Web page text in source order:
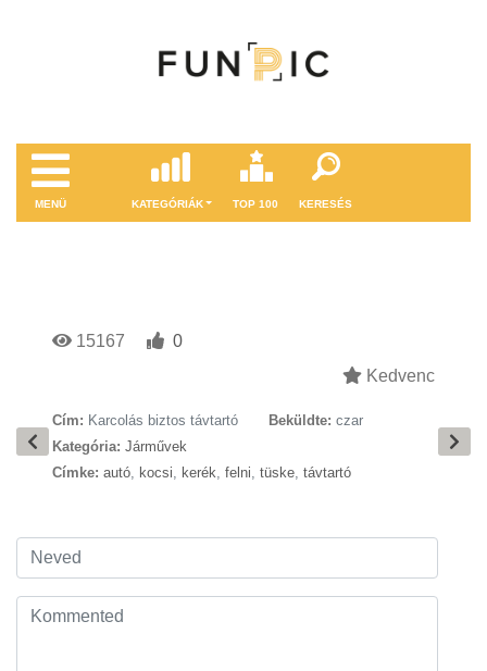
MENÜ KATEGÓRIÁK TOP 100 KERESÉS
15167
0
Kedvenc
Cím: Karcolás biztos távtartó Beküldte: czar
Kategória: Járművek
Címke: autó, kocsi, kerék, felni, tüske, távtartó